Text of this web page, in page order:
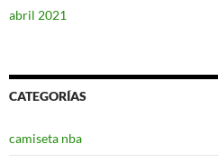
abril 2021
CATEGORÍAS
camiseta nba